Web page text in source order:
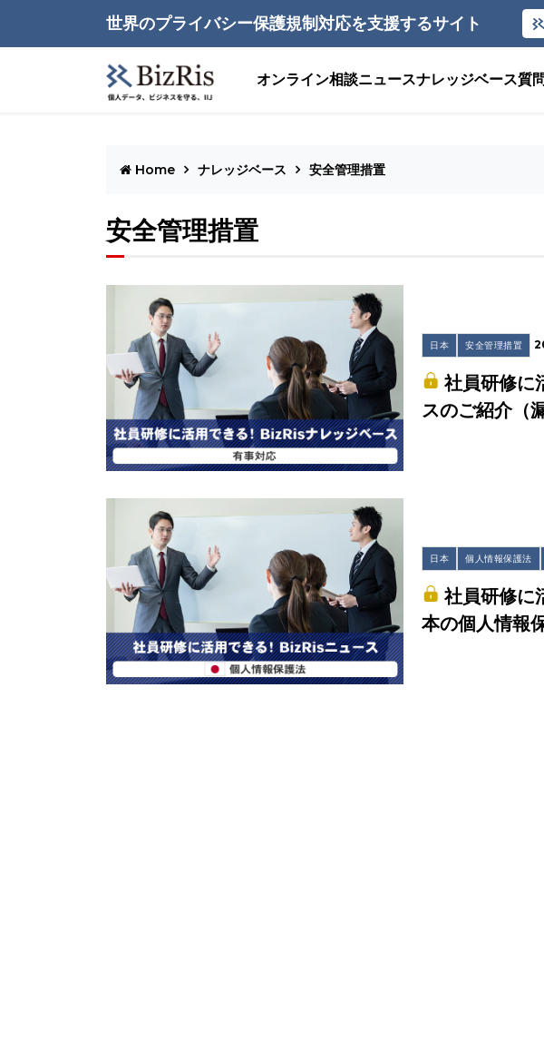
世界のプライバシー保護規制対応を支援するサイト
オンライン相談ニュースナレッジベース質
Home ナレッジベース 安全管理措置
安全管理措置
日本 安全管理措置
社員研修に
スのご紹介（
日本 個人情報保護法
社員研修に
本の個人情報